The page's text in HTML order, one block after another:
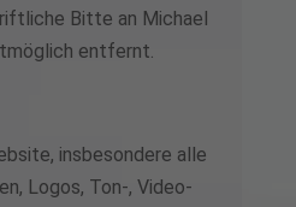
Bitte an Michael
entfernt.
insbesondere alle
Logos, Ton-, Video-